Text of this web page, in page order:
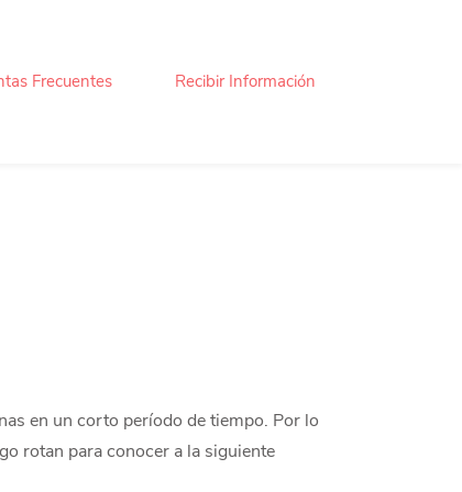
Frecuentes Recibir Información
en un corto período de tiempo. Por lo
rotan para conocer a la siguiente